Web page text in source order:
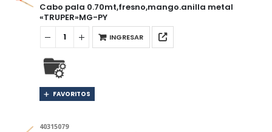
Cabo pala 0.70mt,fresno,mango.anilla metal
«TRUPER»MG-PY
INGRESAR
FAVORITOS
40315079